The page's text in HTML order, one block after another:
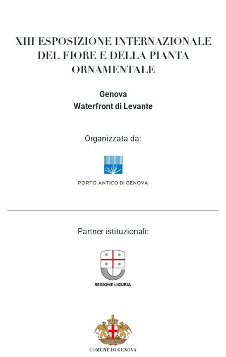
XIII ESPOSIZIONE INTERNAZIONALE
DEL FIORE E DELLA PIANTA
ORNAMENTALE
Genova
Waterfront di Levante
Organizzata da:
Partner istituzionali: